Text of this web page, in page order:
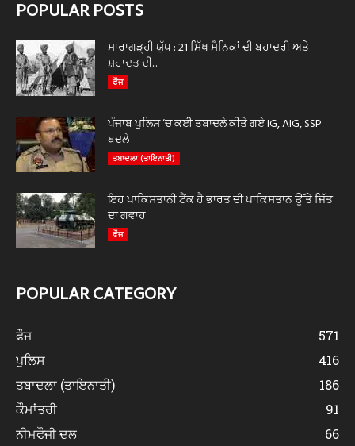
POPULAR POSTS
ਸਾਰਾਗੜ੍ਹੀ ਯੁੱਧ : 21 ਸਿੱਖ ਸੈਨਿਕਾਂ ਦੀ ਬਹਾਦਰੀ ਅਤੇ
ਸ਼ਹਾਦਤ ਦੀ...
ਫੌਜ
ਪੰਜਾਬ ਪੁਲਿਸ ‘ਚ ਕਈ ਤਬਾਦਲੇ ਕੀਤੇ ਗਏ IG, AIG, SSP
ਬਦਲੇ
ਤਬਾਦਲਾ (ਤਾਇਨਾਤੀ)
ਇਹ ਪਾਕਿਸਤਾਨੀ ਟੈਂਕ ਹੈ ਭਾਰਤ ਦੀ ਪਾਕਿਸਤਾਨ ਉੱਤੇ ਜਿੱਤ
ਦਾ ਗਵਾਹ
ਫੌਜ
POPULAR CATEGORY
ਫੌਜ
571
ਪੁਲਿਸ
416
ਤਬਾਦਲਾ (ਤਾਇਨਾਤੀ)
186
ਕੌਮਾਂਤਰੀ
91
ਨੀਮਫੌਜੀ ਦਲ
66